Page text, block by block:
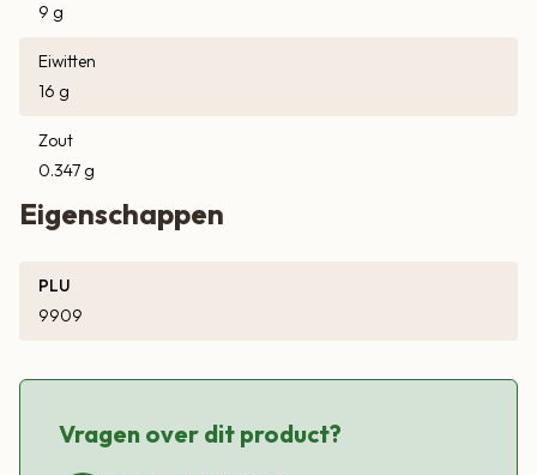
9 g
Eiwitten
16 g
Zout
0.347 g
Eigenschappen
PLU
9909
Vragen over dit product?